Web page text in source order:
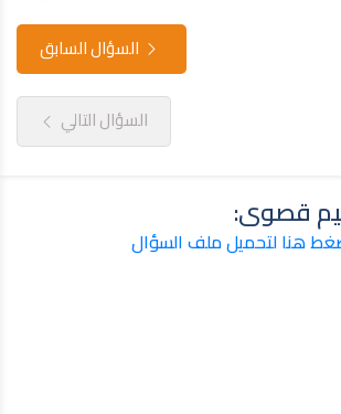
السؤال السابق
السؤال التالي
هنا لتحميل ملف السؤال